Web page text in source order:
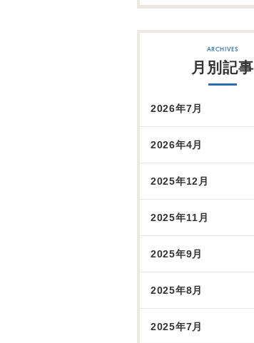
月別記事
2026年7月
2026年4月
2025年12月
2025年11月
2025年9月
2025年8月
2025年7月